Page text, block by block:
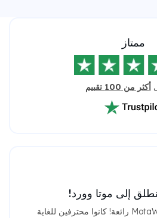
ممتاز
أكثر من 100 تقييم
إلى موتا وورد!
كانت تجربتي مع MotaWord رائعة! كانوا محترفين للغاية